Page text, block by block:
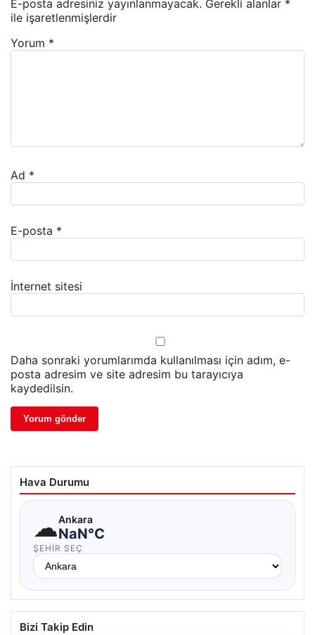
E-posta adresiniz yayınlanmayacak. Gerekli alanlar *
ile işaretlenmişlerdir
Yorum *
Ad *
E-posta *
İnternet sitesi
Daha sonraki yorumlarımda kullanılması için adım, e-
posta adresim ve site adresim bu tarayıcıya
kaydedilsin.
Hava Durumu
☁Ankara
NaN°C
ŞEHIR SEÇ
Bizi Takip Edin